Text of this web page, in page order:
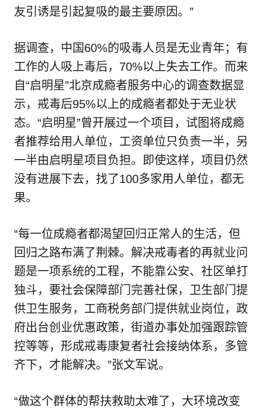
友引诱是引起复吸的最主要原因。”
据调查，中国60%的吸毒人员是无业青年；有
工作的人吸上毒后，70%以上失去工作。而来
自“启明星”北京成瘾者服务中心的调查数据显
示，戒毒后95%以上的成瘾者都处于无业状
态。“启明星”曾开展过一个项目，试图将成瘾
者推荐给用人单位，工资单位只负责一半，另
一半由启明星项目负担。即使这样，项目仍然
没有进展下去，找了100多家用人单位，都无
果。
“每一位成瘾者都渴望回归正常人的生活，但
回归之路布满了荆棘。解决戒毒者的再就业问
题是一项系统的工程，不能靠公安、社区单打
独斗，要社会保障部门完善社保，卫生部门提
供卫生服务，工商税务部门提供就业岗位，政
府出台创业优惠政策，街道办事处加强跟踪管
控等等，形成戒毒康复者社会接纳体系，多管
齐下，才能解决。”张文军说。
“做这个群体的帮扶救助太难了，大环境改变